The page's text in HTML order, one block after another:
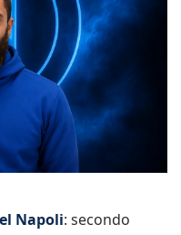
Napoli: secondo